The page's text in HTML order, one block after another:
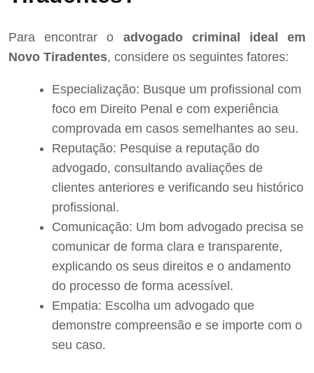
Para encontrar o advogado criminal ideal em
Novo Tiradentes, considere os seguintes fatores:
Especialização: Busque um profissional com
foco em Direito Penal e com experiência
comprovada em casos semelhantes ao seu.
Reputação: Pesquise a reputação do
advogado, consultando avaliações de
clientes anteriores e verificando seu histórico
profissional.
Comunicação: Um bom advogado precisa se
comunicar de forma clara e transparente,
explicando os seus direitos e o andamento
do processo de forma acessível.
Empatia: Escolha um advogado que
demonstre compreensão e se importe com o
seu caso.